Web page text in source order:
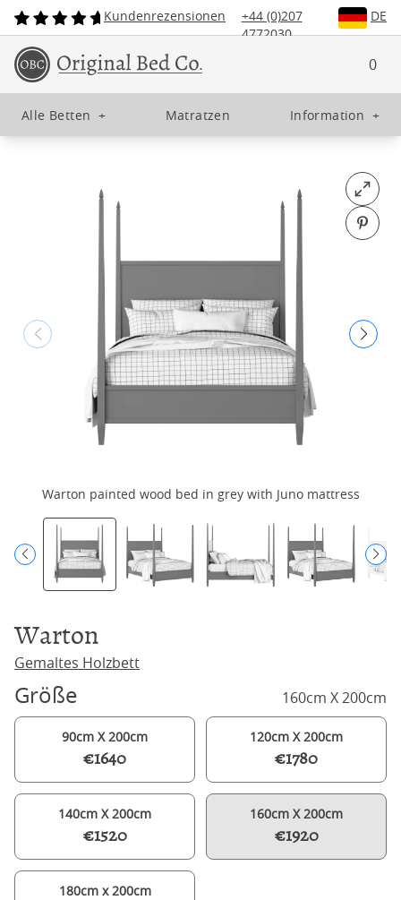
Kundenrezensionen
+44 (0)207
4772030
DE
0
Alle Betten + Matratzen Information +
Open
Pin
Warton painted wood bed in grey with Juno mattress
Warton
Gemaltes Holzbett
Größe 160cm X 200cm
90cm X 200cm
€1640
120cm X 200cm
€1780
140cm X 200cm
€1520
160cm X 200cm
€1920
180cm x 200cm